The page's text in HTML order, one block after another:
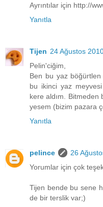
Ayrıntılar için http://
Yanıtla
Tijen 24 Ağustos
Pelin'ciğim,
Ben bu yaz
bu ikinci yaz
kere aldım.
yesem (bizim pazara
Yanıtla
pelince
26
Yorumlar için çok
Tijen bende bu sene
de bir terslik var;)